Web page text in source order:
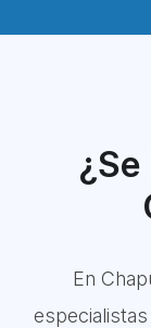
En